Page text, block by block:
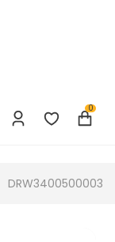
0
DRW3400500003